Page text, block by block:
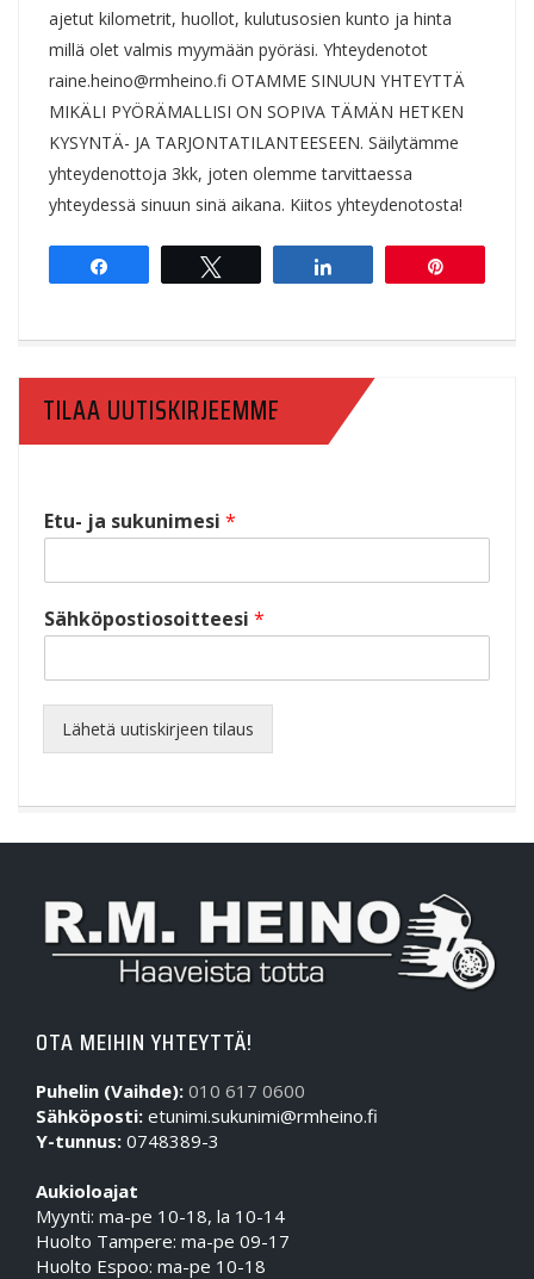
ajetut kilometrit, huollot, kulutusosien kunto ja hinta
millä olet valmis myymään pyöräsi. Yhteydenotot
raine.heino@rmheino.fi OTAMME SINUUN YHTEYTTÄ
MIKÄLI PYÖRÄMALLISI ON SOPIVA TÄMÄN HETKEN
KYSYNTÄ- JA TARJONTATILANTEESEEN. Säilytämme
yhteydenottoja 3kk, joten olemme tarvittaessa
yhteydessä sinuun sinä aikana. Kiitos yhteydenotosta!
TILAA UUTISKIRJEEMME
Etu- ja sukunimesi *
Sähköpostiosoitteesi *
Lähetä uutiskirjeen tilaus
OTA MEIHIN YHTEYTTÄ!
Puhelin (Vaihde): 010 617 0600
Sähköposti: etunimi.sukunimi@rmheino.fi
Y-tunnus: 0748389-3
Aukioloajat
Myynti: ma-pe 10-18, la 10-14
Huolto Tampere: ma-pe 09-17
Huolto Espoo: ma-pe 10-18